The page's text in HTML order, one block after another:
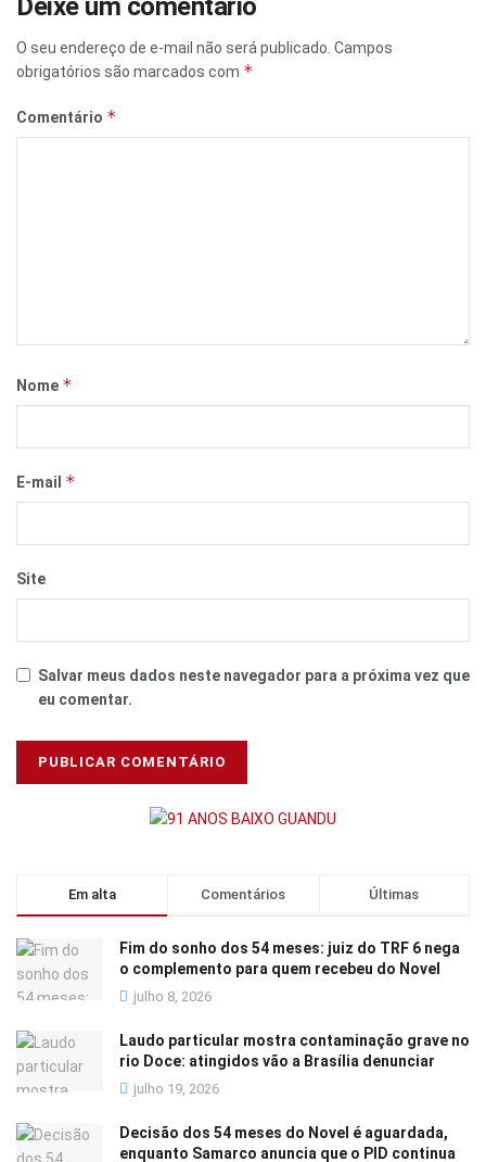
O seu endereço de e-mail não será publicado. Campos
obrigatórios são marcados com *
Comentário *
Nome *
E-mail *
Site
Salvar meus dados neste navegador para a próxima vez que
eu comentar.
Em alta Comentários Últimas
Fim do sonho dos 54 meses: juiz do TRF 6 nega
o complemento para quem recebeu do Novel
julho 8, 2026
Laudo particular mostra contaminação grave no
rio Doce: atingidos vão a Brasília denunciar
julho 19, 2026
Decisão dos 54 meses do Novel é aguardada,
enquanto Samarco anuncia que o PID continua